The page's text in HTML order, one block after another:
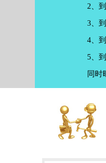
2、
3、
4、
5、
同时